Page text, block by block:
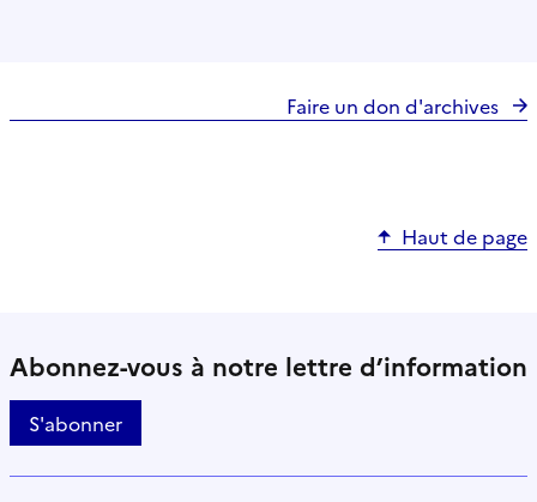
Faire un don d'archives
Haut de page
Abonnez-vous à notre lettre d’information
S'abonner